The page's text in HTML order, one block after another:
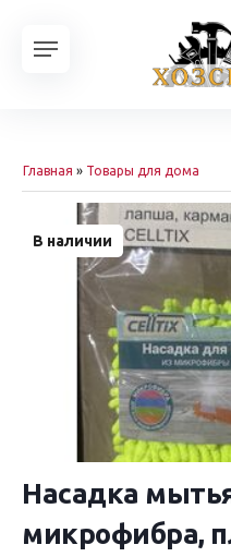
Главная » Товары для дома
В наличии
Насадка
микрофибра,